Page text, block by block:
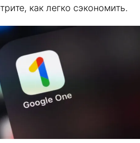
как легко сэкономить.